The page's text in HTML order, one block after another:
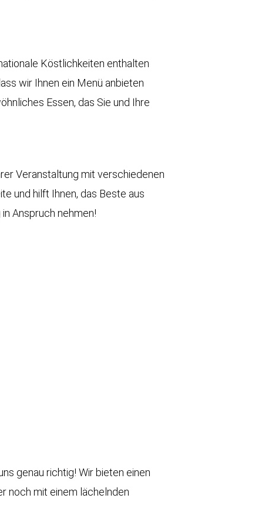
Köstlichkeiten enthalten
wir Ihnen ein Menü anbieten
Essen, das Sie und Ihre
Veranstaltung mit verschiedenen
und hilft Ihnen, das Beste aus
Anspruch nehmen!
genau richtig! Wir bieten einen
noch mit einem lächelnden